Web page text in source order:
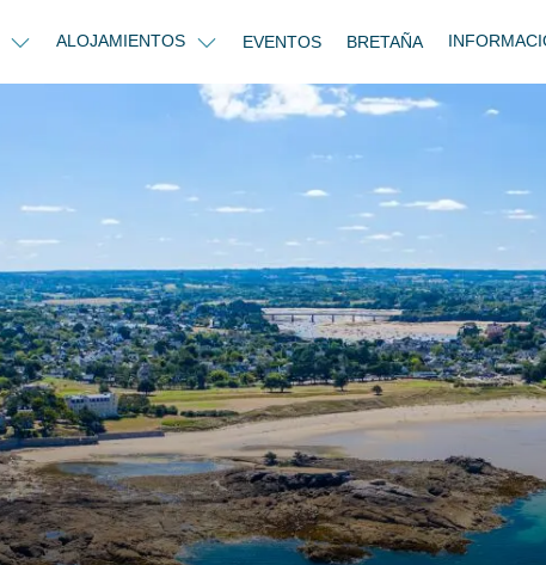
ALOJAMIENTOS EVENTOS BRETAÑA